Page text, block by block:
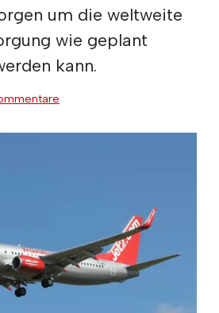
um die weltweite
wie geplant
kann.